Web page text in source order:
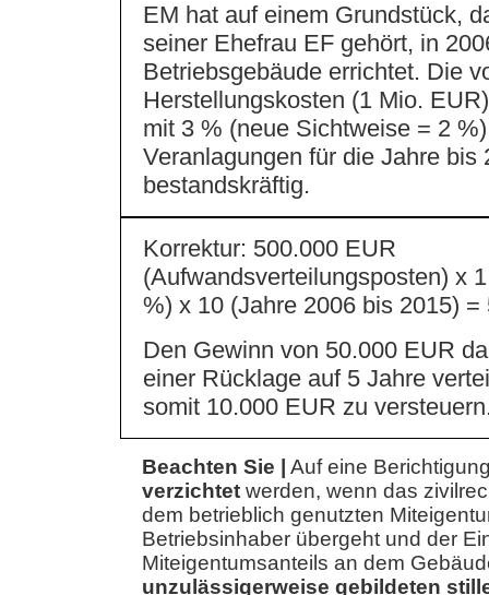
EM hat auf einem Grundstück,
seiner Ehefrau EF gehört, in
Betriebsgebäude errichtet. Die
Herstellungskosten (1 Mio.
mit 3 % (neue Sichtweise = 2
Veranlagungen für die Jahre bis
bestandskräftig.
Korrektur: 500.000 EUR
(Aufwandsverteilungsposten) x
%) x 10 (Jahre 2006 bis 2015) =
Den Gewinn von 50.000 EUR
einer Rücklage auf 5 Jahre
somit 10.000 EUR zu
Beachten Sie |
Auf eine
verzichtet werden, wenn das
dem betrieblich genutzten
Betriebsinhaber übergeht und der
Miteigentumsanteils an dem
unzulässigerweise gebildeten